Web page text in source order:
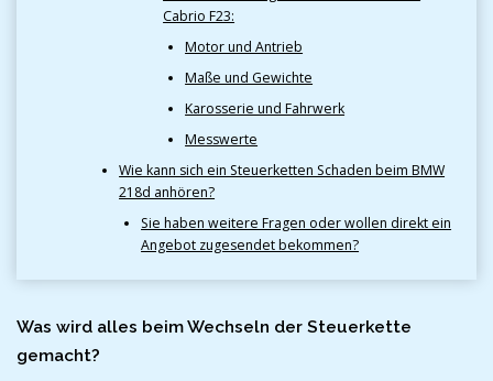
Cabrio F23:
Motor und Antrieb
Maße und Gewichte
Karosserie und Fahrwerk
Messwerte
Wie kann sich ein Steuerketten Schaden beim BMW
218d anhören?
Sie haben weitere Fragen oder wollen direkt ein
Angebot zugesendet bekommen?
Was wird alles beim Wechseln der Steuerkette
gemacht?